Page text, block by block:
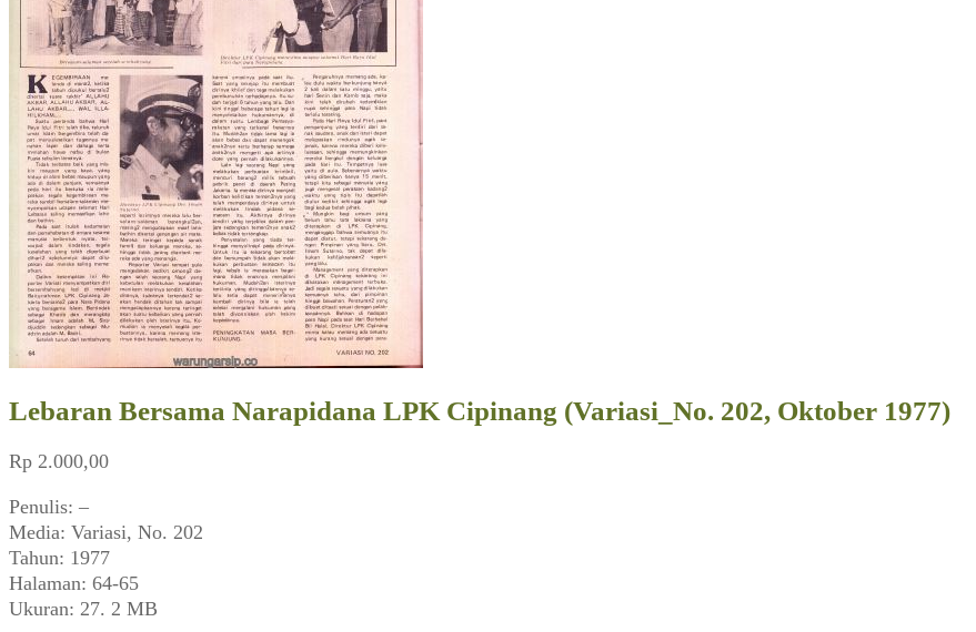
Lebaran Bersama Narapidana LPK Cipinang (Variasi_No. 202, Oktober 1977)
Rp 2.000,00
Penulis: –
Media: Variasi, No. 202
Tahun: 1977
Halaman: 64-65
Ukuran: 27. 2 MB